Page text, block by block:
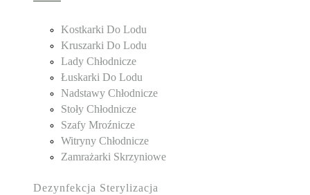
Kostkarki Do Lodu
Kruszarki Do Lodu
Lady Chłodnicze
Łuskarki Do Lodu
Nadstawy Chłodnicze
Stoły Chłodnicze
Szafy Mroźnicze
Witryny Chłodnicze
Zamrażarki Skrzyniowe
Dezynfekcja Sterylizacja